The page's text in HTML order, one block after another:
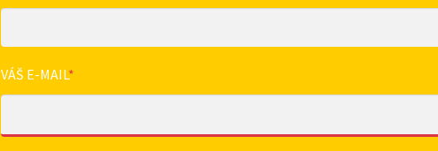
VÁŠ E-MAIL*